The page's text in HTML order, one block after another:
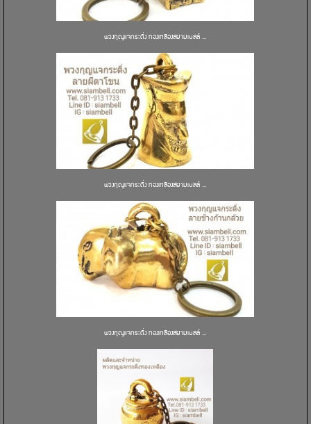
พวงกุญแจกระดิ่ง ทองเหลืองสยามเบลล์ ...
พวงกุญแจกระดิ่ง ทองเหลืองสยามเบลล์ ...
พวงกุญแจกระดิ่ง ทองเหลืองสยามเบลล์ ...